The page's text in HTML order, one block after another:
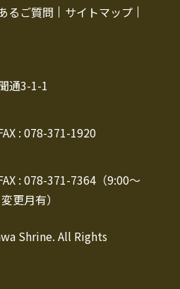
るご質問
サイトマップ
通3-1-1
: 078-371-1920
: 078-371-7364（9:00～
更月有）
Shrine. All Rights